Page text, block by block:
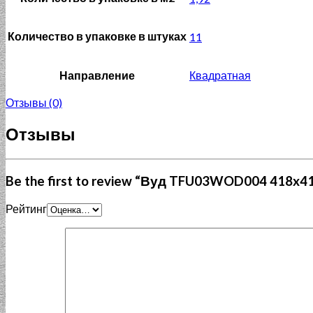
Количество в упаковке в штуках 11
Направление Квадратная
Отзывы (0)
Отзывы
Be the first to review “Вуд TFU03WOD004
Рейтинг